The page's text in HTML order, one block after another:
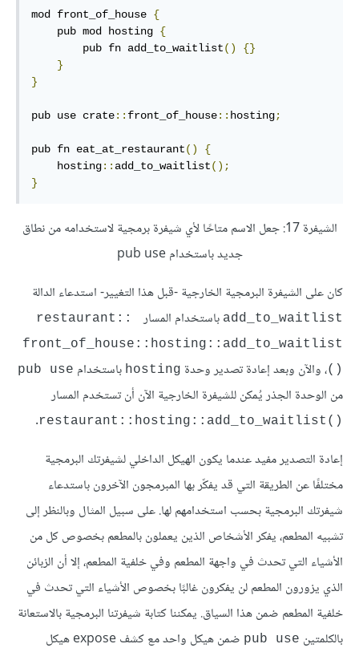
mod front_of_house {
    pub mod hosting
{
        pub fn add_to_waitlist
()
{}
}
}
pub use crate:: front_of_house:: hosting;
pub fn eat_at_restaurant()
{
    hosting
:: add_to_waitlist();
}
الشيفرة 17: جعل الاسم متاحًا لأي شيفرة برمجية لاستخدامه من نطاق
جديد باستخدام pub use
كان على الشيفرة البرمجية الخارجية -قبل هذا التغيير- استدعاء الدالة
add_to_waitlist باستخدام المسار
restaurant::
front_of_house::hosting::add_to_waitlist
()‎، والآن وبعد إعادة تصدير وحدة hosting باستخدام pub use
من الوحدة الجذر يُمكن للشيفرة الخارجية الآن أن تستخدم المسار
restaurant::hosting::add_to_waitlist()‎
.
إعادة التصدير مفيد عندما يكون الهيكل الداخلي لشيفرتك البرمجية
مختلفًا عن الطريقة التي قد يفكّر بها المبرمجون الآخرون باستدعاء
شيفرتك البرمجية بحسب استخدامهم لها. على سبيل المثال وبالنظر إلى
تشبيه المطعم، يفكر الأشخاص الذين يعملون بالمطعم بخصوص كل من
الأشياء التي تحدث في واجهة المطعم وفي خلفية المطعم، إلا أن الزبائن
الذي يزورون المطعم لن يفكرون غالبًا بخصوص الأشياء التي تحدث في
خلفية المطعم ضمن هذا السياق. يمكننا كتابة شيفرتنا البرمجية بالاستعانة
بالكلمتين pub use ضمن هيكل واحد مع كشف expose هيكل